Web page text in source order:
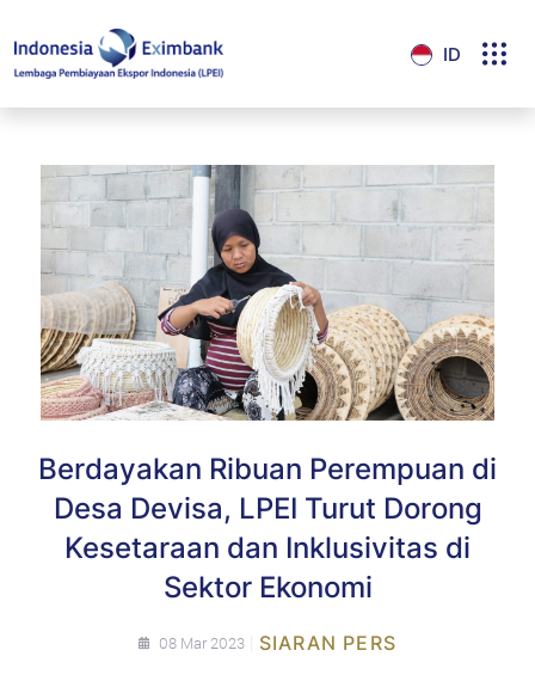
ID
Berdayakan Ribuan Perempuan di
Desa Devisa, LPEI Turut Dorong
Kesetaraan dan Inklusivitas di
Sektor Ekonomi
08 Mar 2023 SIARAN PERS